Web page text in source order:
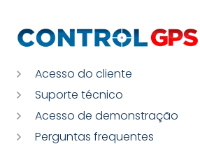
Acesso do cliente
Suporte técnico
Acesso de demonstração
Perguntas frequentes